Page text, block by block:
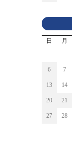
日 月
6 7
13 14
20 21
27 28